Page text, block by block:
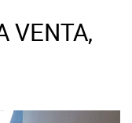
VENTA,